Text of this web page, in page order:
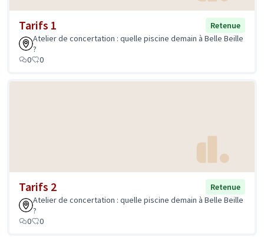
Tarifs 1
Retenue
Atelier de concertation : quelle piscine demain à Belle Beille
?
0
0
Tarifs 2
Retenue
Atelier de concertation : quelle piscine demain à Belle Beille
?
0
0